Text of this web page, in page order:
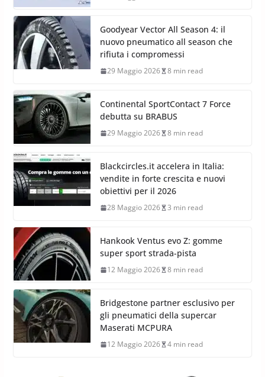
Goodyear Vector All Season 4: il
nuovo pneumatico all season che
rifiuta i compromessi
29 Maggio 2026 8 min read
Continental SportContact 7 Force
debutta su BRABUS
29 Maggio 2026 8 min read
Blackcircles.it accelera in Italia:
vendite in forte crescita e nuovi
obiettivi per il 2026
28 Maggio 2026 3 min read
Hankook Ventus evo Z: gomme
super sport strada-pista
12 Maggio 2026 8 min read
Bridgestone partner esclusivo per
gli pneumatici della supercar
Maserati MCPURA
12 Maggio 2026 4 min read